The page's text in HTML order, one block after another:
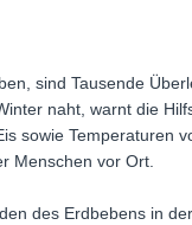
sind Tausende
naht, warnt die
sowie Temperaturen
Menschen vor Ort.
des Erdbebens in